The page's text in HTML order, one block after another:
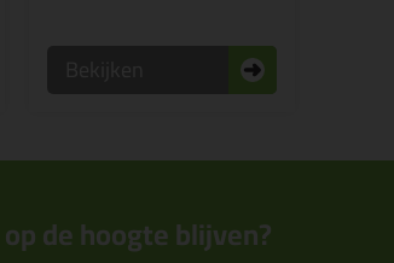
de hoogte blijven?